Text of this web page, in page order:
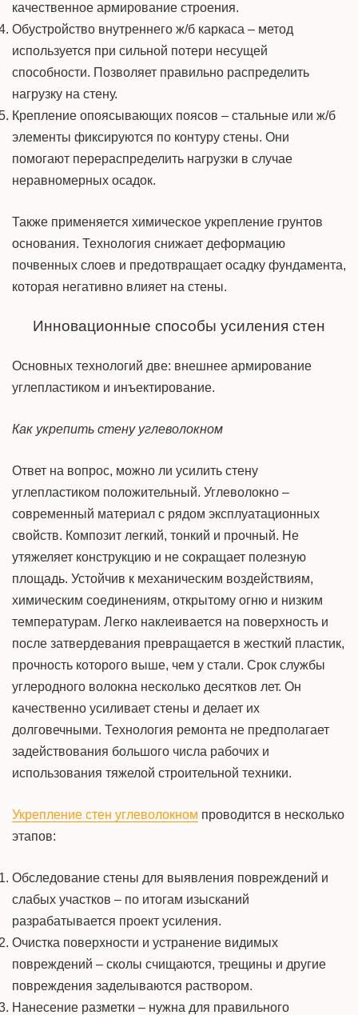
качественное армирование строения.
Обустройство внутреннего ж/б каркаса – метод
используется при сильной потери несущей
способности. Позволяет правильно распределить
нагрузку на стену.
Крепление опоясывающих поясов – стальные или ж/б
элементы фиксируются по контуру стены. Они
помогают перераспределить нагрузки в случае
неравномерных осадок.
Также применяется химическое укрепление грунтов
основания. Технология снижает деформацию
почвенных слоев и предотвращает осадку фундамента,
которая негативно влияет на стены.
Инновационные способы усиления стен
Основных технологий две: внешнее армирование
углепластиком и инъектирование.
Как укрепить стену углеволокном
Ответ на вопрос, можно ли усилить стену
углепластиком положительный. Углеволокно –
современный материал с рядом эксплуатационных
свойств. Композит легкий, тонкий и прочный. Не
утяжеляет конструкцию и не сокращает полезную
площадь. Устойчив к механическим воздействиям,
химическим соединениям, открытому огню и низким
температурам. Легко наклеивается на поверхность и
после затвердевания превращается в жесткий пластик,
прочность которого выше, чем у стали. Срок службы
углеродного волокна несколько десятков лет. Он
качественно усиливает стены и делает их
долговечными. Технология ремонта не предполагает
задействования большого числа рабочих и
использования тяжелой строительной техники.
Укрепление стен углеволокном проводится в несколько
этапов:
Обследование стены для выявления повреждений и
слабых участков – по итогам изысканий
разрабатывается проект усиления.
Очистка поверхности и устранение видимых
повреждений – сколы счищаются, трещины и другие
повреждения заделываются раствором.
Нанесение разметки – нужна для правильного